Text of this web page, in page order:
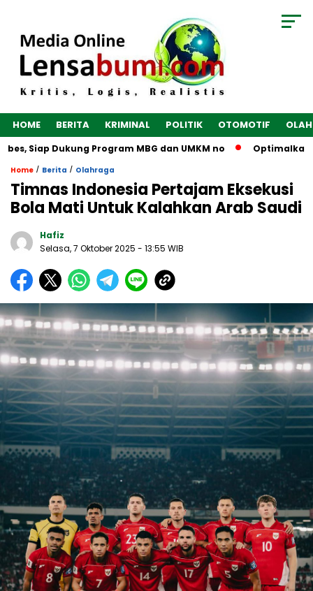
HOME BERITA KRIMINAL POLITIK OTOMOTIF
Siap Dukung Program MBG dan UMKM no Optimalkan
Home / Berita / Olahraga
Timnas Indonesia Pertajam Eksekusi
Bola Mati Untuk Kalahkan Arab Saudi
Hafiz
Selasa, 7 Oktober 2025 - 13:55 WIB